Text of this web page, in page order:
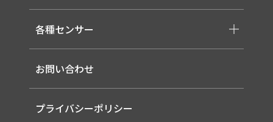
-取り扱いメーカー一覧
-高天井LED
-LED信号灯
-ソーラー式LED 照明灯
-ルーター（LTE / Wi-Fiルーター）
-サービス概要
-事業領域
-EMS
各種センサー
-バイタルセンサー
-AIセンサー
お問い合わせ
プライバシーポリシー